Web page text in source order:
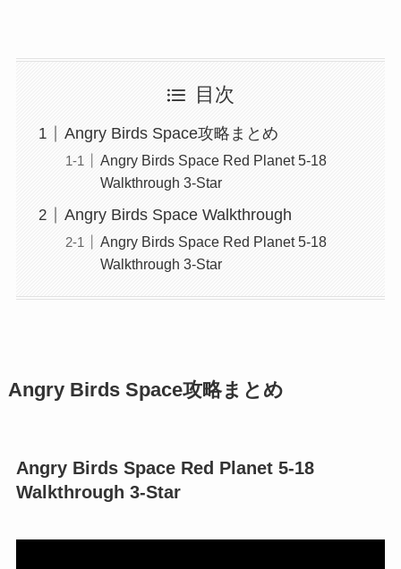
目次
Angry Birds Space攻略まとめ
Angry Birds Space Red Planet 5-18
Walkthrough 3-Star
Angry Birds Space Walkthrough
Angry Birds Space Red Planet 5-18
Walkthrough 3-Star
Angry Birds Space攻略まとめ
Angry Birds Space Red Planet 5-18
Walkthrough 3-Star